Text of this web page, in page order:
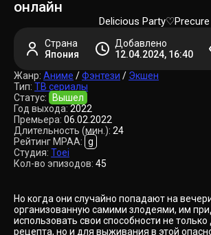
онлайн
Delicious Party♡Precure
Страна
Япония
Добавлено
12.04.2024, 16:40
Жанр: Аниме /Фэнтези / Экшен
Тип: ТВ сериалы
Статус:
Вышел
Год выхода: 2022
Премьера: 06.02.2022
Длительность (мин.): 24
Рейтинг MPAA: g
Студия: Toei
Кол-во эпизодов: 45
Но когда они случайно попадают на
организованную самими злодеями, им
использовать свои способности не только
рецепта, но и для выживания в этой